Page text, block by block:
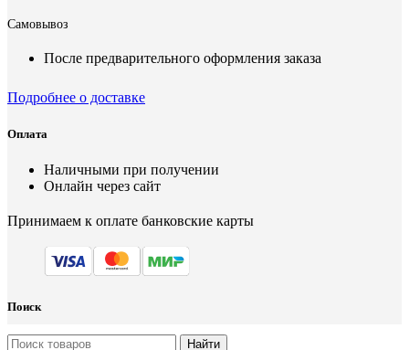
Самовывоз
После предварительного оформления заказа
Подробнее о доставке
Оплата
Наличными при получении
Онлайн через сайт
Принимаем к оплате банковские карты
Поиск
Найти